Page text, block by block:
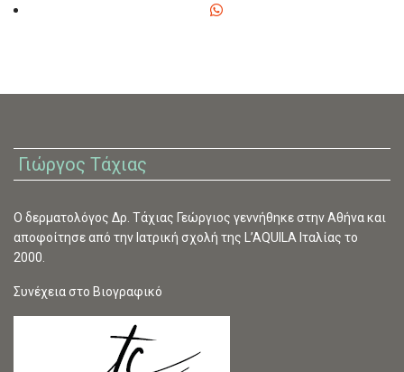
Γιώργος Τάχιας
O δερματολόγος Δρ. Τάχιας Γεώργιος γεννήθηκε στην Αθήνα και
αποφοίτησε από την Ιατρική σχολή της L’AQUILA Ιταλίας το
2000.
Συνέχεια στο Βιογραφικό